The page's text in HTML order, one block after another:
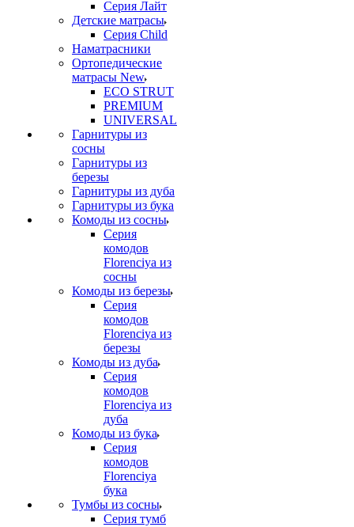
Серия Лайт
Детские матрасы
Серия Child
Наматрасники
Ортопедические
матрасы New
ECO STRUT
PREMIUM
UNIVERSAL
Гарнитуры из
сосны
Гарнитуры из
березы
Гарнитуры из дуба
Гарнитуры из бука
Комоды из сосны
Серия
комодов
Florenciya из
сосны
Комоды из березы
Серия
комодов
Florenciya из
березы
Комоды из дуба
Серия
комодов
Florenciya из
дуба
Комоды из бука
Серия
комодов
Florenciya
бука
Тумбы из сосны
Серия тумб